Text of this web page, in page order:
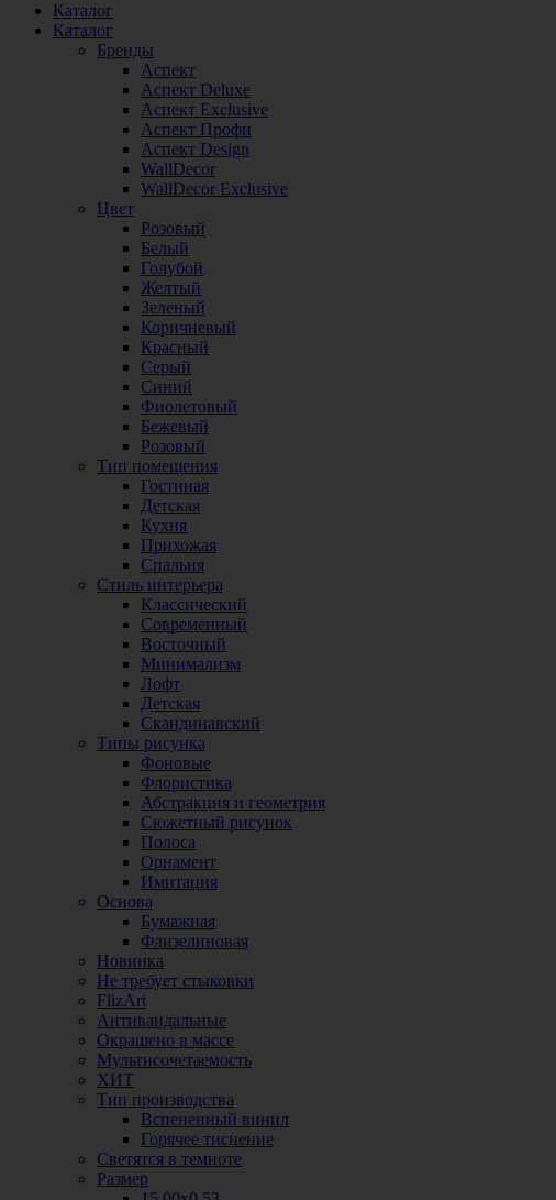
Каталог
Каталог
Бренды
Аспект
Аспект Deluxe
Аспект Exclusive
Аспект Профи
Аспект Design
WallDecor
WallDecor Exclusive
Цвет
Розовый
Белый
Голубой
Желтый
Зеленый
Коричневый
Красный
Серый
Синий
Фиолетовый
Бежевый
Розовый
Тип помещения
Гостиная
Детская
Кухня
Прихожая
Спальня
Стиль интерьера
Классический
Современный
Восточный
Минимализм
Лофт
Детская
Скандинавский
Типы рисунка
Фоновые
Флористика
Абстракция и геометрия
Сюжетный рисунок
Полоса
Орнамент
Имитация
Основа
Бумажная
Флизелиновая
Новинка
Не требует стыковки
FlizArt
Антивандальные
Окрашено в массе
Мультисочетаемость
ХИТ
Тип производства
Вспененный винил
Горячее тиснение
Светятся в темноте
Размер